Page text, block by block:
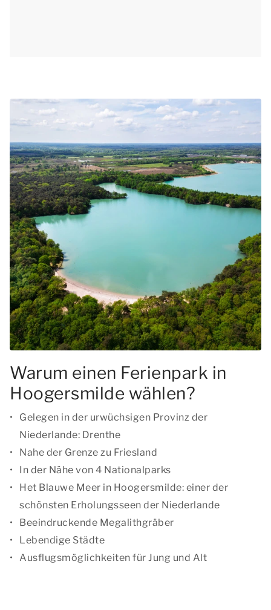
Warum einen Ferienpark in
Hoogersmilde wählen?
Gelegen in der urwüchsigen Provinz der
Niederlande: Drenthe
Nahe der Grenze zu Friesland
In der Nähe von 4 Nationalparks
Het Blauwe Meer in Hoogersmilde: einer der
schönsten Erholungsseen der Niederlande
Beeindruckende Megalithgräber
Lebendige Städte
Ausflugsmöglichkeiten für Jung und Alt